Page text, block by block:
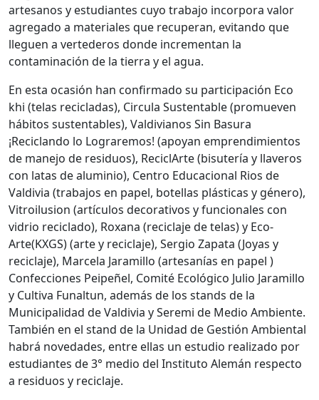
artesanos y estudiantes cuyo trabajo incorpora valor
agregado a materiales que recuperan, evitando que
lleguen a vertederos donde incrementan la
contaminación de la tierra y el agua.
En esta ocasión han confirmado su participación Eco
khi (telas recicladas), Circula Sustentable (promueven
hábitos sustentables), Valdivianos Sin Basura
¡Reciclando lo Lograremos! (apoyan emprendimientos
de manejo de residuos), ReciclArte (bisutería y llaveros
con latas de aluminio), Centro Educacional Rios de
Valdivia (trabajos en papel, botellas plásticas y género),
Vitroilusion (artículos decorativos y funcionales con
vidrio reciclado), Roxana (reciclaje de telas) y Eco-
Arte(KXGS) (arte y reciclaje), Sergio Zapata (Joyas y
reciclaje), Marcela Jaramillo (artesanías en papel )
Confecciones Peipeñel, Comité Ecológico Julio Jaramillo
y Cultiva Funaltun, además de los stands de la
Municipalidad de Valdivia y Seremi de Medio Ambiente.
También en el stand de la Unidad de Gestión Ambiental
habrá novedades, entre ellas un estudio realizado por
estudiantes de 3° medio del Instituto Alemán respecto
a residuos y reciclaje.